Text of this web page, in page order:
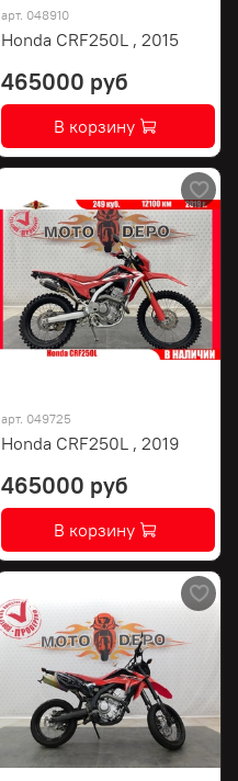
арт. 048910
Honda CRF250L , 2015
465000 руб
В корзину
арт. 049725
Honda CRF250L , 2019
465000 руб
В корзину